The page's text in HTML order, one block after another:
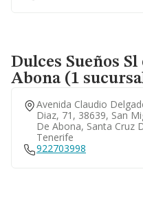
Dulces Sueños Sl
Abona (1
Avenida Claudio
Diaz, 71, 38639, San
De Abona, Santa Cruz
Tenerife
922703998